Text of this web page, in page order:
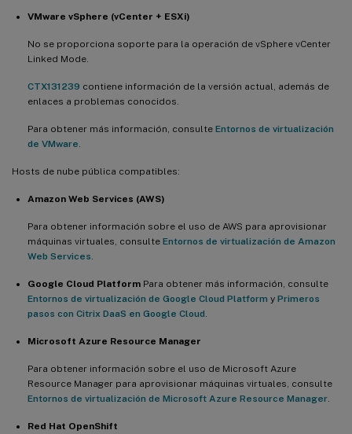
VMware vSphere (vCenter + ESXi)
No se proporciona soporte para la operación de vSphere vCenter
Linked Mode.
CTX131239 contiene información de la versión actual, además de
enlaces a problemas conocidos.
Para obtener más información, consulte Entornos de virtualización
de VMware
Hosts de nube pública compatibles:
Amazon Web Services (AWS)
Para obtener información sobre el uso de AWS para aprovisionar
máquinas virtuales, consulte Entornos de virtualización de Amazon
Web Services
Google Cloud Platform Para obtener más información, consulte
Entornos de virtualización de Google Cloud Platform y Primeros
pasos con Citrix DaaS en Google Cloud
Microsoft Azure Resource Manager
Para obtener información sobre el uso de Microsoft Azure
Resource Manager para aprovisionar máquinas virtuales, consulte
Entornos de virtualización de Microsoft Azure Resource Manager
Red Hat OpenShift